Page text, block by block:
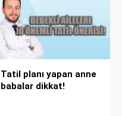
Tatil planı yapan anne
babalar dikkat!